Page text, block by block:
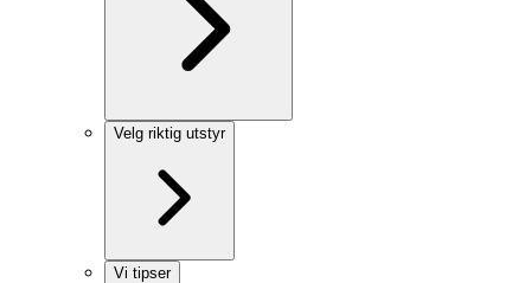
Velg riktig utstyr
Vi tipser